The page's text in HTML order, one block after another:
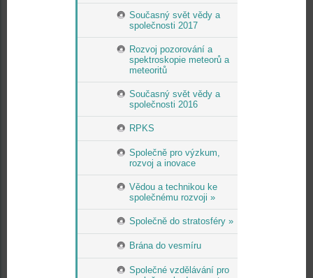
Současný svět vědy a
společnosti 2017
Rozvoj pozorování a
spektroskopie meteorů a
meteoritů
Současný svět vědy a
společnosti 2016
RPKS
Společně pro výzkum,
rozvoj a inovace
Vědou a technikou ke
společnému rozvoji »
Společně do stratosféry »
Brána do vesmíru
Společné vzdělávání pro